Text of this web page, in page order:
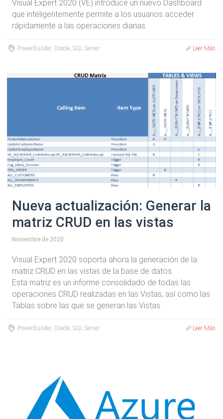
Visual Expert 2020 (VE) introduce un nuevo Dashboard
que inteligentemente permite a los usuarios acceder
rápidamente a las operaciones diarias.
PowerBuilder, Oracle, SQL Server Leer Más
Nueva actualización: Generar la
matriz CRUD en las vistas
Noviembre de 2020
Visual Expert 2020 soporta ahora la generación de la
matriz CRUD en las vistas de la base de datos.
Esta matriz es un informe consolidado de todas las
operaciones CRUD realizadas en las Vistas, así como las
Tablas sobre las que se generan las Vistas.
PowerBuilder, Oracle, SQL Server Leer Más